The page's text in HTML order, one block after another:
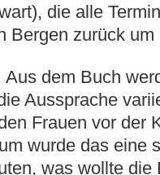
die alle
Bergen zurück
dem Buch
Aussprache
Frauen vor der
wurde das eine
was wollte die